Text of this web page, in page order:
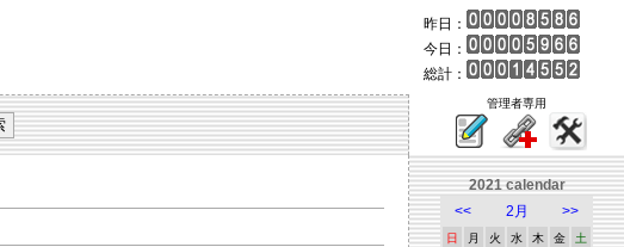
昨日：
今日：
総計：
管理者専用
2021 calendar
<<
2月 >>
日 月 火 水 木 金
土